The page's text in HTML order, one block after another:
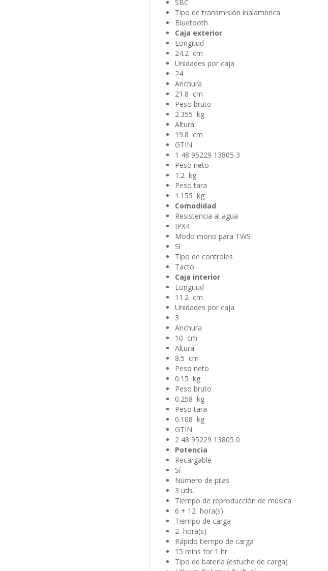
SBC
Tipo de transmisión inalámbrica
Bluetooth
Caja exterior
Longitud
24.2 cm
Unidades por caja
24
Anchura
21.8 cm
Peso bruto
2.355 kg
Altura
19.8 cm
GTIN
1 48 95229 13805 3
Peso neto
1.2 kg
Peso tara
1.155 kg
Comodidad
Resistencia al agua
IPX4
Modo mono para TWS
Sí
Tipo de controles
Tacto
Caja interior
Longitud
11.2 cm
Unidades por caja
3
Anchura
10 cm
Altura
8.5 cm
Peso neto
0.15 kg
Peso bruto
0.258 kg
Peso tara
0.108 kg
GTIN
2 48 95229 13805 0
Potencia
Recargable
Sí
Número de pilas
3 uds.
Tiempo de reproducción de música
6 + 12 hora(s)
Tiempo de carga
2 hora(s)
Rápido tiempo de carga
15 mins for 1 hr
Tipo de batería (estuche de carga)